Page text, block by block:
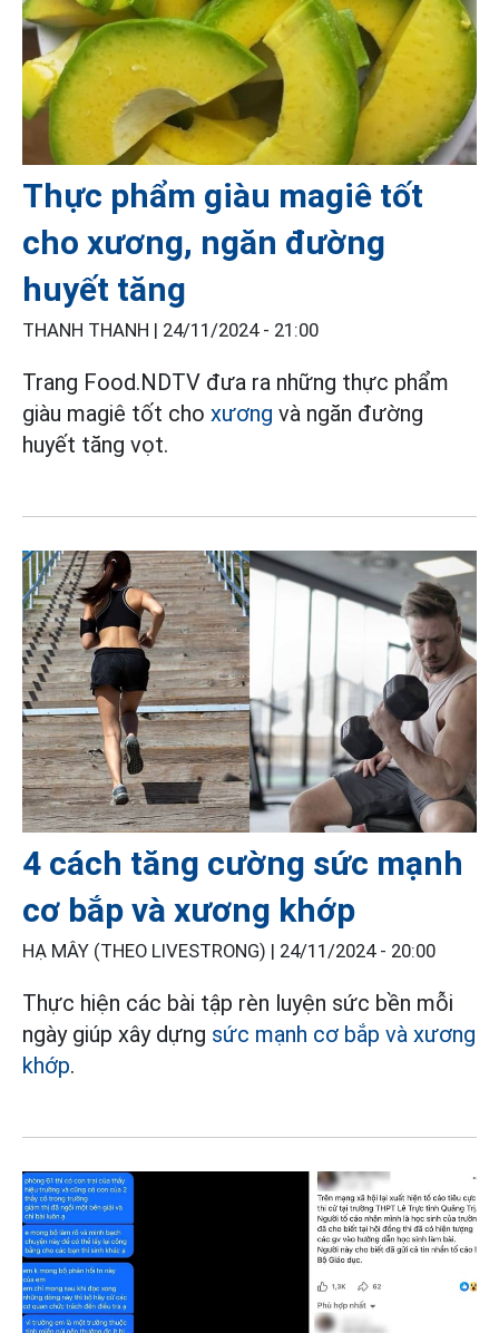
Thực phẩm giàu magiê tốt
cho xương, ngăn đường
huyết tăng
THANH THANH | 24/11/2024 - 21:00
Trang Food.NDTV đưa ra những thực phẩm
giàu magiê tốt cho xương và ngăn đường
huyết tăng vọt.
4 cách tăng cường sức mạnh
cơ bắp và xương khớp
HẠ MÂY (THEO LIVESTRONG) | 24/11/2024 - 20:00
Thực hiện các bài tập rèn luyện sức bền mỗi
ngày giúp xây dựng sức mạnh cơ bắp và xương
khớp.